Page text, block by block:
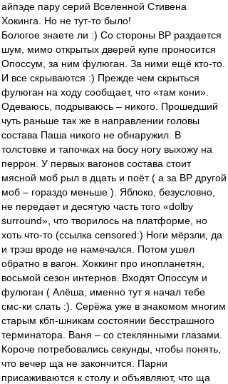
айпэде пару серий Вселенной Стивена
Хокинга. Но не тут-то было!
Бологое знаете ли :) Со стороны ВР раздается
шум, мимо открытых дверей купе проносится
Опоссум, за ним фулюган. За ними ещё кто-то.
И все скрываются :) Прежде чем скрыться
фулюган на ходу сообщает, что «там кони».
Одеваюсь, подрываюсь – никого. Прошедший
чуть раньше так же в направлении головы
состава Паша никого не обнаружил. В
толстовке и тапочках на босу ногу выхожу на
перрон. У первых вагонов состава стоит
мясной моб рыл в дцать и поёт ( а за ВР другой
моб – гораздо меньше ). Яблоко, безусловно,
не передает и десятую часть того «dolby
surround», что творилось на платформе, но
хоть что-то (ссылка censored:) Ноги мёрзли, да
и трэш вроде не намечался. Потом ушел
обратно в вагон. Хоккинг про инопланетян,
восьмой сезон интернов. Входят Опоссум и
фулюган ( Алёша, именно тут я начал тебе
смс-ки слать :). Серёжа уже в знакомом многим
старым кбп-шникам состоянии бесстрашного
терминатора. Ваня – со стеклянными глазами.
Короче потребовались секунды, чтобы понять,
что вечер ща не закончится. Парни
присаживаются к столу и объявляют, что ща